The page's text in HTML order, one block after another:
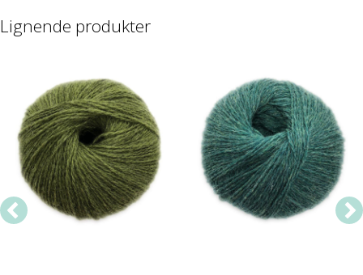
Lignende produkter